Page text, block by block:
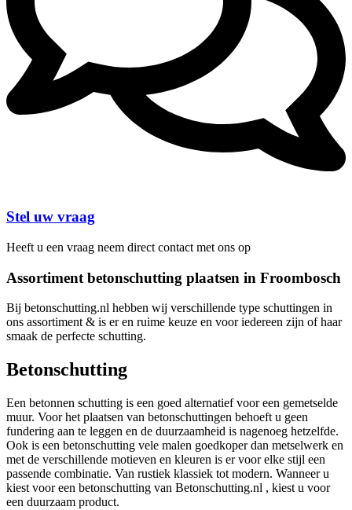
Stel uw vraag
Heeft u een vraag neem direct contact met ons op
Assortiment betonschutting plaatsen in Froombosch
Bij betonschutting.nl hebben wij verschillende type schuttingen in
ons assortiment & is er en ruime keuze en voor iedereen zijn of haar
smaak de perfecte schutting.
Betonschutting
Een betonnen schutting is een goed alternatief voor een gemetselde
muur. Voor het plaatsen van betonschuttingen behoeft u geen
fundering aan te leggen en de duurzaamheid is nagenoeg hetzelfde.
Ook is een betonschutting vele malen goedkoper dan metselwerk en
met de verschillende motieven en kleuren is er voor elke stijl een
passende combinatie. Van rustiek klassiek tot modern. Wanneer u
kiest voor een betonschutting van Betonschutting.nl , kiest u voor
een duurzaam product.